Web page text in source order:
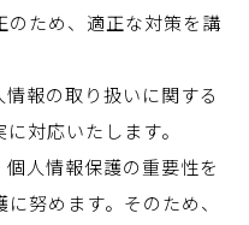
のため、適正な対策を講
報の取り扱いに関する
対応いたします。
人情報保護の重要性を
努めます。そのため、